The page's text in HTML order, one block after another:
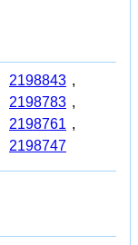
2198843 ,
2198783 ,
2198761 ,
2198747